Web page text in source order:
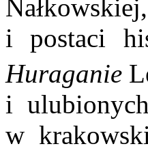
i postaci
Huraganie
i
w